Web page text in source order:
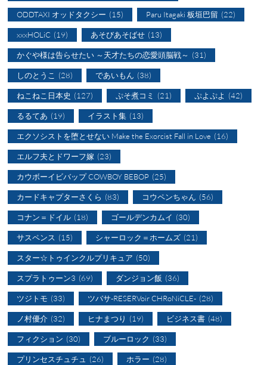
ODDTAXI オッドタクシー (15) Paru Itagaki 板垣巴留 (22)
xxxHOLiC (19) あそびあそばせ (13)
かぐや様は告らせたい ～天才たちの恋愛頭脳戦～ (31)
しのとうこ (28) であいもん (38)
ねこねこ日本史 (127) ぷそ煮コミ (21) ぷよぷよ (42)
るるてあ (19) イラスト集 (13)
エクソシストを堕とせない Make the Exorcist Fall in Love (16)
エルフ夫とドワーフ嫁 (23)
カウボーイビバップ COWBOY BEBOP (25)
カードキャプターさくら (83) コウペンちゃん (56)
コナン＝ドイル (18) ゴールデンカムイ (30)
サスペンス (15) シャーロック＝ホームズ (21)
スター☆トゥインクルプリキュア (50)
スプラトゥーン3 (69) ダンジョン飯 (36)
ツジトモ (33) ツバサ-RESERVoir CHRoNiCLE- (28)
ノ村優介 (32) ヒナまつり (19) ビジネス書 (48)
フィクション (30) ブルーロック (33)
プリンセスチュチュ (26) ホラー (28)